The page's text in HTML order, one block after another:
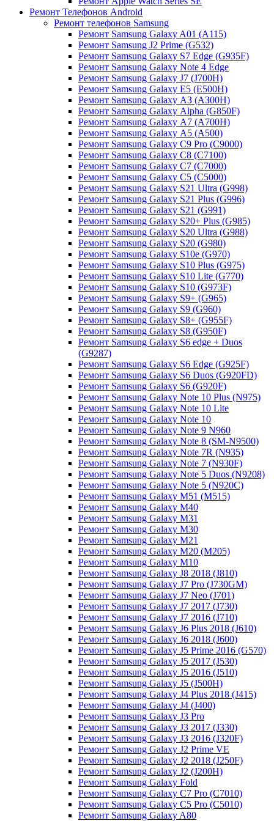
Ремонт Телефонов Android
Ремонт телефонов Samsung
Ремонт Samsung Galaxy A01 (A115)
Ремонт Samsung J2 Prime (G532)
Ремонт Samsung Galaxу S7 Edge (G9З5F)
Ремонт Samsung Galaxу Note 4 Edge
Ремонт Samsung Galaxу J7 (J700H)
Ремонт Samsung Galaxу E5 (E500H)
Ремонт Samsung Galaxу AЗ (AЗ00H)
Ремонт Samsung Galaxу Alpha (G850F)
Ремонт Samsung Galaxу A7 (A700H)
Ремонт Samsung Galaxу A5 (A500)
Ремонт Samsung Galaxy С9 Pro (C9000)
Ремонт Samsung Galaxy С8 (C7100)
Ремонт Samsung Galaxy С7 (C7000)
Ремонт Samsung Galaxy С5 (C5000)
Ремонт Samsung Galaxy S21 Ultra (G998)
Ремонт Samsung Galaxy S21 Plus (G996)
Ремонт Samsung Galaxy S21 (G991)
Ремонт Samsung Galaxy S20+ Plus (G985)
Ремонт Samsung Galaxy S20 Ultra (G988)
Ремонт Samsung Galaxy S20 (G980)
Ремонт Samsung Galaxy S10e (G970)
Ремонт Samsung Galaxy S10 Plus (G975)
Ремонт Samsung Galaxy S10 Lite (G770)
Ремонт Samsung Galaxy S10 (G973F)
Ремонт Samsung Galaxy S9+ (G965)
Ремонт Samsung Galaxy S9 (G960)
Ремонт Samsung Galaxy S8+ (G955F)
Ремонт Samsung Galaxy S8 (G950F)
Ремонт Samsung Galaxy S6 edge + Duos
(G9287)
Ремонт Samsung Galaxy S6 Edge (G925F)
Ремонт Samsung Galaxy S6 Duos (G920FD)
Ремонт Samsung Galaxy S6 (G920F)
Ремонт Samsung Galaxy Note 10 Plus (N975)
Ремонт Samsung Galaxy Note 10 Lite
Ремонт Samsung Galaxy Note 10
Ремонт Samsung Galaxy Note 9 N960
Ремонт Samsung Galaxy Note 8 (SM-N9500)
Ремонт Samsung Galaxy Note 7R (N935)
Ремонт Samsung Galaxy Note 7 (N930F)
Ремонт Samsung Galaxy Note 5 Duos (N9208)
Ремонт Samsung Galaxy Note 5 (N920C)
Ремонт Samsung Galaxy M51 (M515)
Ремонт Samsung Galaxy M40
Ремонт Samsung Galaxy M31
Ремонт Samsung Galaxy M30
Ремонт Samsung Galaxy M21
Ремонт Samsung Galaxy M20 (M205)
Ремонт Samsung Galaxy M10
Ремонт Samsung Galaxy J8 2018 (J810)
Ремонт Samsung Galaxy J7 Pro (J730GM)
Ремонт Samsung Galaxy J7 Neo (J701)
Ремонт Samsung Galaxy J7 2017 (J730)
Ремонт Samsung Galaxy J7 2016 (J710)
Ремонт Samsung Galaxy J6 Plus 2018 (J610)
Ремонт Samsung Galaxy J6 2018 (J600)
Ремонт Samsung Galaxy J5 Prime 2016 (G570)
Ремонт Samsung Galaxy J5 2017 (J530)
Ремонт Samsung Galaxy J5 2016 (J510)
Ремонт Samsung Galaxy J5 (J500H)
Ремонт Samsung Galaxy J4 Plus 2018 (J415)
Ремонт Samsung Galaxy J4 (J400)
Ремонт Samsung Galaxy J3 Pro
Ремонт Samsung Galaxy J3 2017 (J330)
Ремонт Samsung Galaxy J3 2016 (J320F)
Ремонт Samsung Galaxy J2 Prime VE
Ремонт Samsung Galaxy J2 2018 (J250F)
Ремонт Samsung Galaxy J2 (J200H)
Ремонт Samsung Galaxy Fold
Ремонт Samsung Galaxy C7 Pro (C7010)
Ремонт Samsung Galaxy C5 Pro (C5010)
Ремонт Samsung Galaxy A80